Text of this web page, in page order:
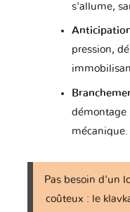
Magna III
Maven
Minica VII
Mirage
s'allume,
pression,
démontage
mécanique.
Pas besoin d'un
coûteux : le